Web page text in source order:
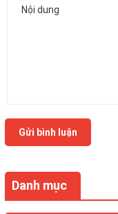
Danh mục
Gửi bình luận